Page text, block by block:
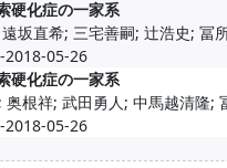
硬化症の一家系
坂直希; 三宅善嗣; 辻浩史; 冨
2018-05-26
硬化症の一家系
根祥; 武田勇人; 中馬越清隆;
2018-05-26